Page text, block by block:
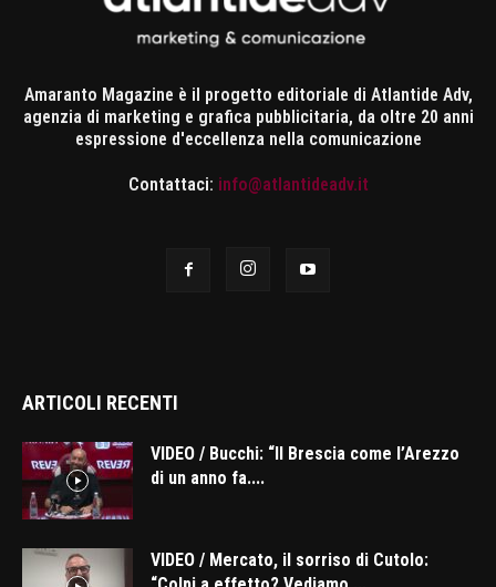
Amaranto Magazine è il progetto editoriale di Atlantide Adv,
agenzia di marketing e grafica pubblicitaria, da oltre 20 anni
espressione d'eccellenza nella comunicazione
Contattaci: info@atlantideadv.it
ARTICOLI RECENTI
VIDEO / Bucchi: “Il Brescia come l’Arezzo
di un anno fa....
VIDEO / Mercato, il sorriso di Cutolo: